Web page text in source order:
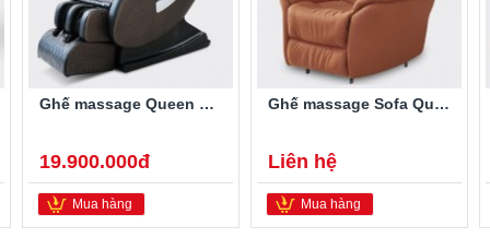
Ghế massage Queen Crown QC LX888
19.900.000đ
Mua hàng
Ghế massage Sofa Queen Crown QC-4F
Liên hệ
Mua hàng